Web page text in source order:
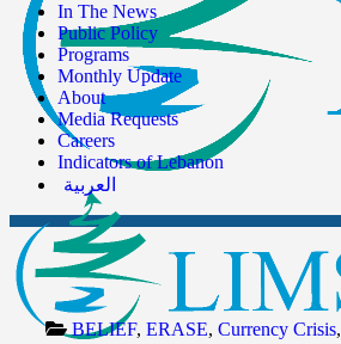
In The News
Public Policy
Programs
Monthly Update
About
Media Requests
Careers
Indicators of Lebanon
العربية
BELIEF, ERASE, Currency Crisis,